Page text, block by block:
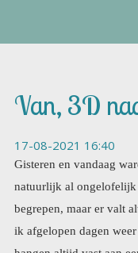
Van, 3D
17-08-2021 16:40
Gisteren en vandaag
natuurlijk al ongelofelijk
begrepen, maar er valt
ik afgelopen dagen weer